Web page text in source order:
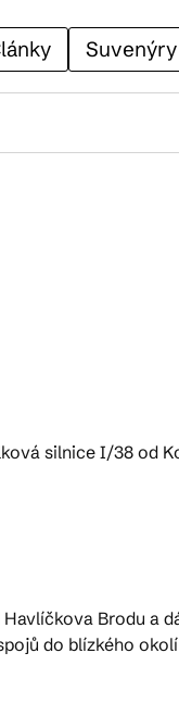
Suvenýry
silnice I/38 od
Brodu a
do blízkého